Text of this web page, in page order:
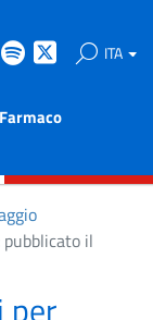
Youtube
Spotify ITA
il